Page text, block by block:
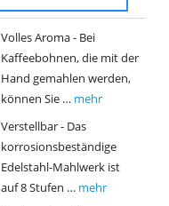
Volles Aroma - Bei
Kaffeebohnen, die mit der
Hand gemahlen werden,
können Sie … mehr
Verstellbar - Das
korrosionsbeständige
Edelstahl-Mahlwerk ist
auf 8 Stufen … mehr